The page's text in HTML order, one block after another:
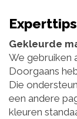
Experttips
Gekleurde
We gebruiken
Doorgaans
Die
een andere
kleuren